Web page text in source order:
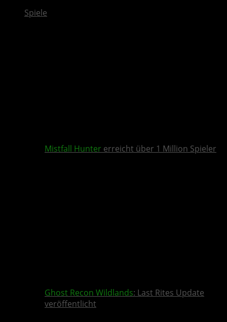
Spiele
Mistfall Hunter erreicht über 1 Million Spieler
Ghost Recon Wildlands: Last Rites Update
veröffentlicht